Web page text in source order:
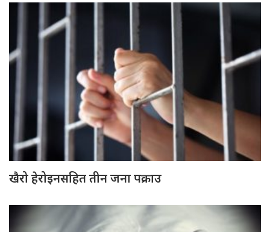
खैरो हेरोइनसहित तीन जना पक्राउ